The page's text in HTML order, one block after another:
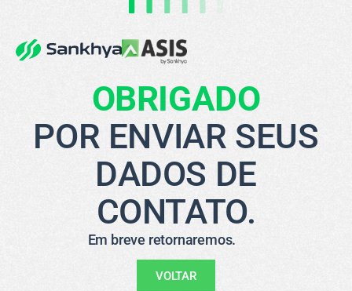
OBRIGADO
POR ENVIAR SEUS
DADOS DE
CONTATO.
Em breve retornaremos.
VOLTAR